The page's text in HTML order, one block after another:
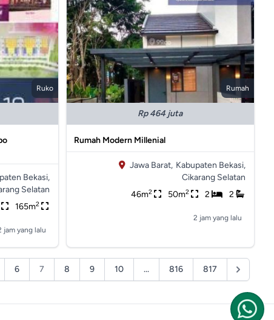
Ruko
Bekasi,
Selatan
165m2
jam yang lalu
Rumah
Rp 464 juta
Rumah Modern Millenial
Jawa Barat, Kabupaten Bekasi,
Cikarang Selatan
46m2 50m2 2 2
2 jam yang lalu
6 7 8 9 10 ... 816 817